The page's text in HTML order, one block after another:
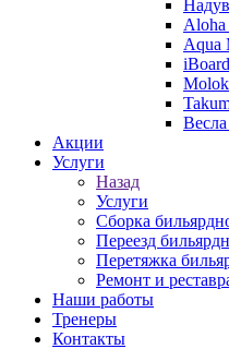
Aloha
Aqua
Акции
Услуги
Назад
Услуги
Сборка
Переезд
Перетяжка
Ремонт и
Наши работы
Тренеры
Контакты